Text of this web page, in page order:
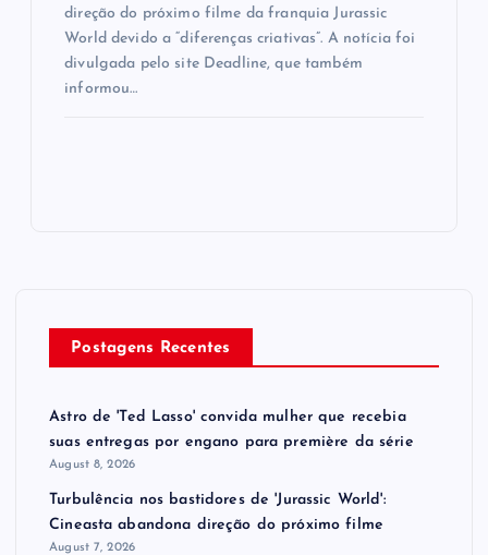
direção do próximo filme da franquia Jurassic
World devido a “diferenças criativas”. A notícia foi
divulgada pelo site Deadline, que também
informou…
Postagens Recentes
Astro de 'Ted Lasso' convida mulher que recebia
suas entregas por engano para première da série
August 8, 2026
Turbulência nos bastidores de 'Jurassic World':
Cineasta abandona direção do próximo filme
August 7, 2026